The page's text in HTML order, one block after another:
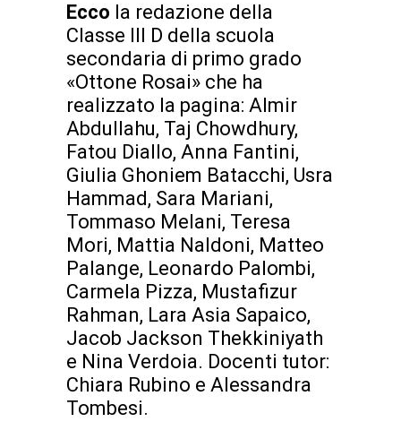
Ecco la redazione della
Classe III D della scuola
secondaria di primo grado
«Ottone Rosai» che ha
realizzato la pagina: Almir
Abdullahu, Taj Chowdhury,
Fatou Diallo, Anna Fantini,
Giulia Ghoniem Batacchi, Usra
Hammad, Sara Mariani,
Tommaso Melani, Teresa
Mori, Mattia Naldoni, Matteo
Palange, Leonardo Palombi,
Carmela Pizza, Mustafizur
Rahman, Lara Asia Sapaico,
Jacob Jackson Thekkiniyath
e Nina Verdoia. Docenti tutor:
Chiara Rubino e Alessandra
Tombesi.